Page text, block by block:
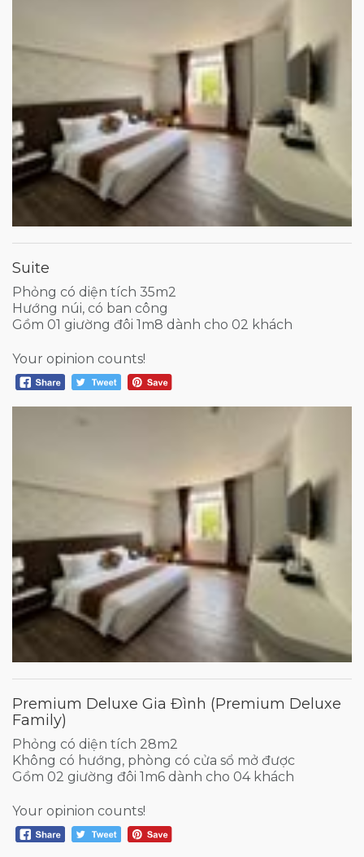
Suite
Phỏng có diện tích 35m2
Hướng núi, có ban công
Gồm 01 giường đôi 1m8 dành cho 02 khách
Your opinion counts!
Premium Deluxe Gia Đình (Premium Deluxe
Family)
Phỏng có diện tích 28m2
Không có hướng, phòng có cửa sổ mở được
Gồm 02 giường đôi 1m6 dành cho 04 khách
Your opinion counts!